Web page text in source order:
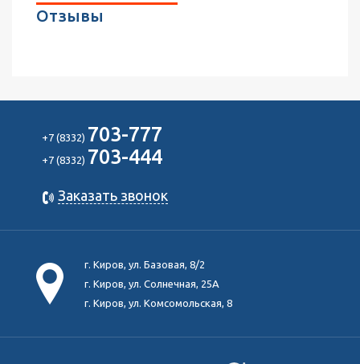
Отзывы
+7 (8332) 703-777
+7 (8332) 703-444
Заказать звонок
г. Киров, ул. Базовая, 8/2
г. Киров, ул. Солнечная, 25А
г. Киров, ул. Комсомольская, 8